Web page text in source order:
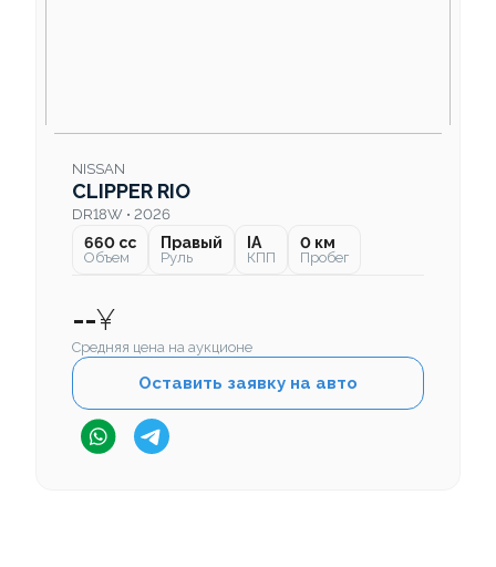
NISSAN
CLIPPER RIO
DR18W • 2026
660 cc
Объем
Правый
Руль
IA
КПП
0 км
Пробег
--¥
Средняя цена на аукционе
Оставить заявку на авто